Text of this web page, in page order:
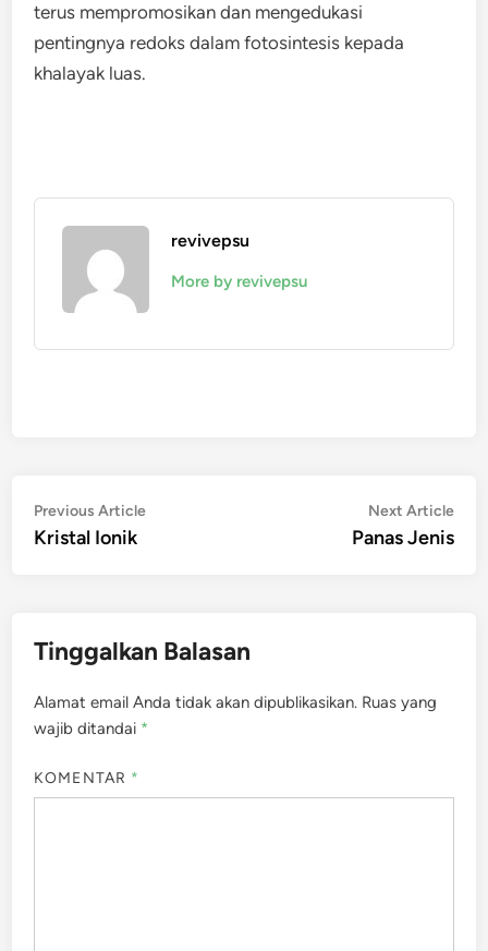
terus mempromosikan dan mengedukasi
pentingnya redoks dalam fotosintesis kepada
khalayak luas.
revivepsu
More by revivepsu
Navigasi
pos
Previous ArticlePrevious
Kristal Ionik
Next Article
Panas Jenis
Tinggalkan Balasan
Alamat email Anda tidak akan dipublikasikan. Ruas yang
wajib ditandai *
KOMENTAR *